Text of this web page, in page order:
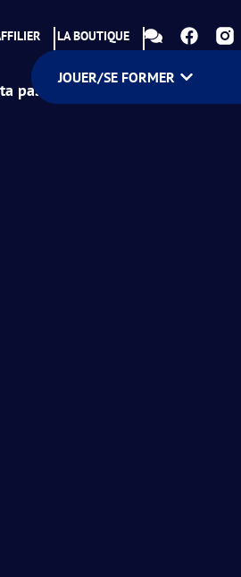
LA BOUTIQUE
JOUER/SE FORMER
passion !